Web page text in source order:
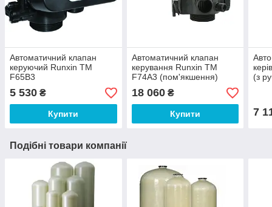
Автоматичний клапан
керуючий Runxin TM
F65B3
5 530 ₴
Купити
Автоматичний клапан
керування Runxin TM
F74A3 (пом'якшення)
18 060₴
Купити
(з
7
Подібні товари компанії